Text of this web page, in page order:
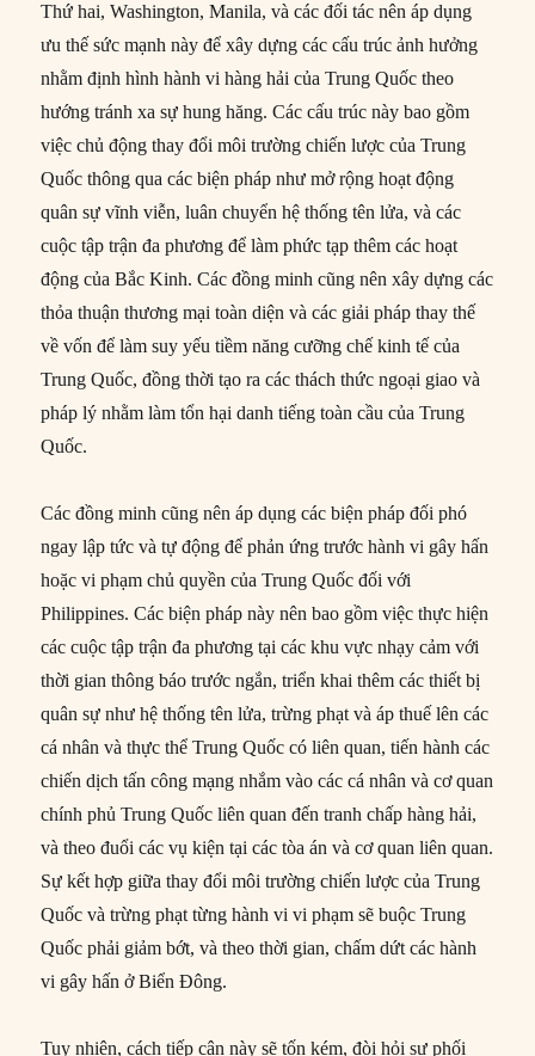
Thứ hai, Washington, Manila, và các đối tác nên áp dụng
ưu thế sức mạnh này để xây dựng các cấu trúc ảnh hưởng
nhằm định hình hành vi hàng hải của Trung Quốc theo
hướng tránh xa sự hung hăng. Các cấu trúc này bao gồm
việc chủ động thay đổi môi trường chiến lược của Trung
Quốc thông qua các biện pháp như mở rộng hoạt động
quân sự vĩnh viễn, luân chuyển hệ thống tên lửa, và các
cuộc tập trận đa phương để làm phức tạp thêm các hoạt
động của Bắc Kinh. Các đồng minh cũng nên xây dựng các
thỏa thuận thương mại toàn diện và các giải pháp thay thế
về vốn để làm suy yếu tiềm năng cưỡng chế kinh tế của
Trung Quốc, đồng thời tạo ra các thách thức ngoại giao và
pháp lý nhằm làm tổn hại danh tiếng toàn cầu của Trung
Quốc.
Các đồng minh cũng nên áp dụng các biện pháp đối phó
ngay lập tức và tự động để phản ứng trước hành vi gây hấn
hoặc vi phạm chủ quyền của Trung Quốc đối với
Philippines. Các biện pháp này nên bao gồm việc thực hiện
các cuộc tập trận đa phương tại các khu vực nhạy cảm với
thời gian thông báo trước ngắn, triển khai thêm các thiết bị
quân sự như hệ thống tên lửa, trừng phạt và áp thuế lên các
cá nhân và thực thể Trung Quốc có liên quan, tiến hành các
chiến dịch tấn công mạng nhắm vào các cá nhân và cơ quan
chính phủ Trung Quốc liên quan đến tranh chấp hàng hải,
và theo đuổi các vụ kiện tại các tòa án và cơ quan liên quan.
Sự kết hợp giữa thay đổi môi trường chiến lược của Trung
Quốc và trừng phạt từng hành vi vi phạm sẽ buộc Trung
Quốc phải giảm bớt, và theo thời gian, chấm dứt các hành
vi gây hấn ở Biển Đông.
Tuy nhiên, cách tiếp cận này sẽ tốn kém, đòi hỏi sự phối